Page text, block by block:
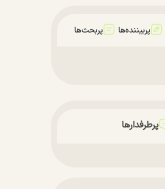
پربیننده‌ها پربحث‌ها
پرطرفدارها